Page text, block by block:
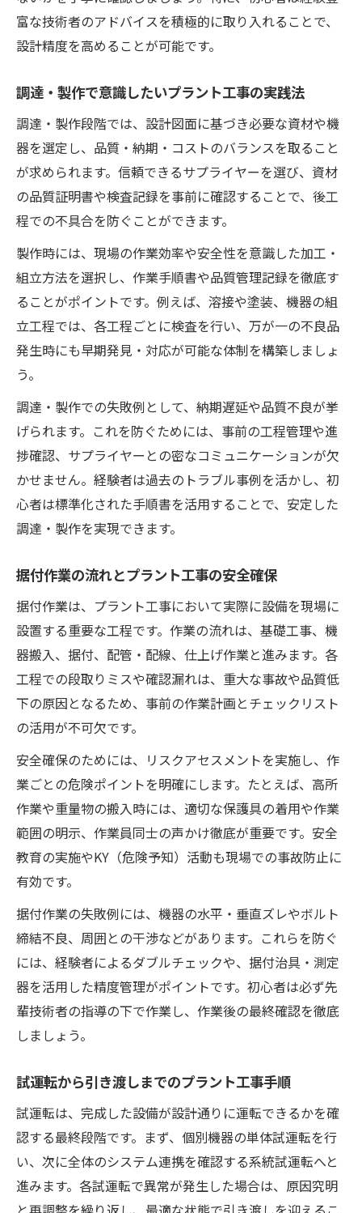
富な技術者のアドバイスを積極的に取り入れることで、
設計精度を高めることが可能です。
調達・製作で意識したいプラント工事の実践法
調達・製作段階では、設計図面に基づき必要な資材や機
器を選定し、品質・納期・コストのバランスを取ること
が求められます。信頼できるサプライヤーを選び、資材
の品質証明書や検査記録を事前に確認することで、後工
程での不具合を防ぐことができます。
製作時には、現場の作業効率や安全性を意識した加工・
組立方法を選択し、作業手順書や品質管理記録を徹底す
ることがポイントです。例えば、溶接や塗装、機器の組
立工程では、各工程ごとに検査を行い、万が一の不良品
発生時にも早期発見・対応が可能な体制を構築しましょ
う。
調達・製作での失敗例として、納期遅延や品質不良が挙
げられます。これを防ぐためには、事前の工程管理や進
捗確認、サプライヤーとの密なコミュニケーションが欠
かせません。経験者は過去のトラブル事例を活かし、初
心者は標準化された手順書を活用することで、安定した
調達・製作を実現できます。
据付作業の流れとプラント工事の安全確保
据付作業は、プラント工事において実際に設備を現場に
設置する重要な工程です。作業の流れは、基礎工事、機
器搬入、据付、配管・配線、仕上げ作業と進みます。各
工程での段取りミスや確認漏れは、重大な事故や品質低
下の原因となるため、事前の作業計画とチェックリスト
の活用が不可欠です。
安全確保のためには、リスクアセスメントを実施し、作
業ごとの危険ポイントを明確にします。たとえば、高所
作業や重量物の搬入時には、適切な保護具の着用や作業
範囲の明示、作業員同士の声かけ徹底が重要です。安全
教育の実施やKY（危険予知）活動も現場での事故防止に
有効です。
据付作業の失敗例には、機器の水平・垂直ズレやボルト
締結不良、周囲との干渉などがあります。これらを防ぐ
には、経験者によるダブルチェックや、据付治具・測定
器を活用した精度管理がポイントです。初心者は必ず先
輩技術者の指導の下で作業し、作業後の最終確認を徹底
しましょう。
試運転から引き渡しまでのプラント工事手順
試運転は、完成した設備が設計通りに運転できるかを確
認する最終段階です。まず、個別機器の単体試運転を行
い、次に全体のシステム連携を確認する系統試運転へと
進みます。各試運転で異常が発生した場合は、原因究明